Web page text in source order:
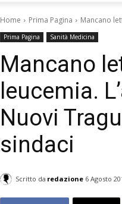
Home Prima Pagina Mancano
Prima Pagina Sanità Medicina
Mancano
leucemia.
Nuovi
sindaci
Scritto da redazione 6 Agosto